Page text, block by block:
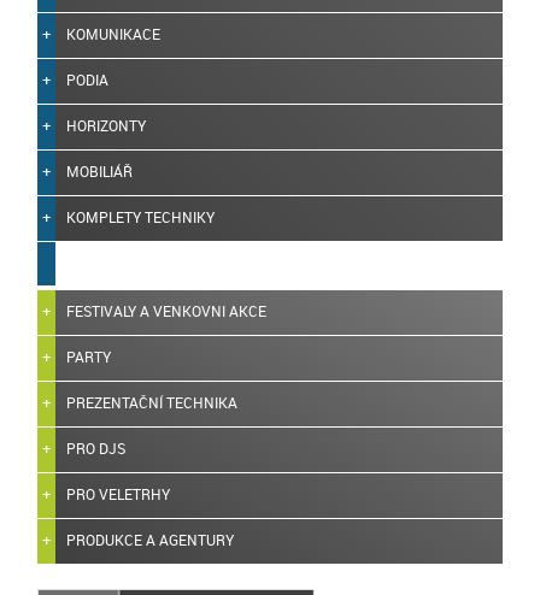
KOMUNIKACE
PODIA
HORIZONTY
MOBILIÁŘ
KOMPLETY TECHNIKY
FESTIVALY A VENKOVNI AKCE
PARTY
PREZENTAČNÍ TECHNIKA
PRO DJS
PRO VELETRHY
PRODUKCE A AGENTURY